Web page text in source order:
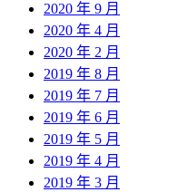
2020 年 9 月
2020 年 4 月
2020 年 2 月
2019 年 8 月
2019 年 7 月
2019 年 6 月
2019 年 5 月
2019 年 4 月
2019 年 3 月